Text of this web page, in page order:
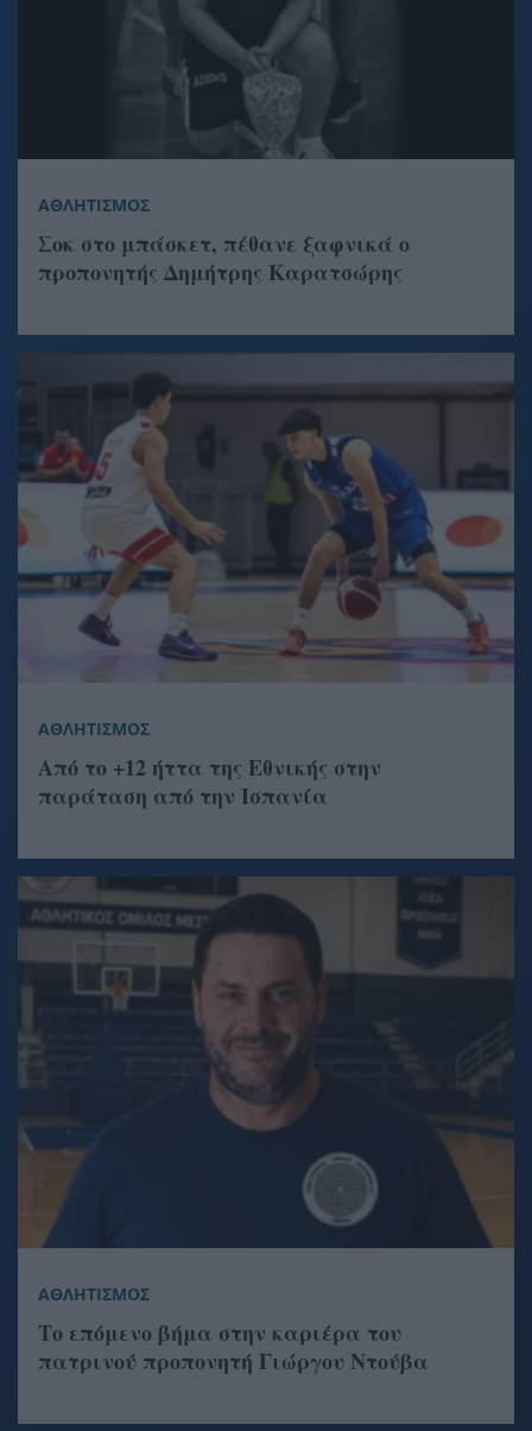
ΑΘΛΗΤΙΣΜΟΣ
Σοκ στο μπάσκετ, πέθανε ξαφνικά ο
προπονητής Δημήτρης Καρατσώρης
ΑΘΛΗΤΙΣΜΟΣ
Από το +12 ήττα της Εθνικής στην
παράταση από την Ισπανία
ΑΘΛΗΤΙΣΜΟΣ
Το επόμενο βήμα στην καριέρα του
πατρινού προπονητή Γιώργου Ντούβα